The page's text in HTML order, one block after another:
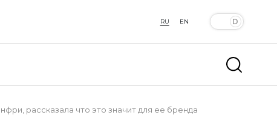
RU EN
рассказала что это значит для ее бренда